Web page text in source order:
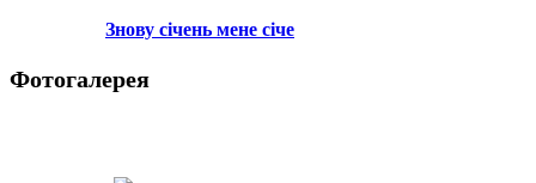
Знову січень мене січе
Фотогалерея